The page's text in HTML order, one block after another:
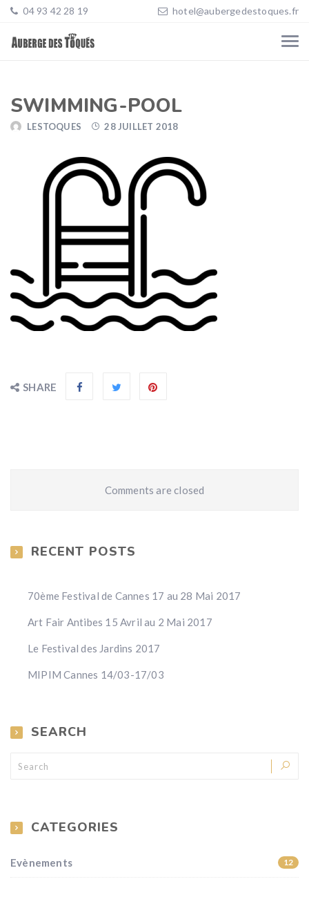
04 93 42 28 19 hotel@aubergedestoques.fr
SWIMMING-POOL
LESTOQUES 28 JUILLET 2018
SHARE
Comments are closed
RECENT POSTS
70ème Festival de Cannes 17 au 28 Mai 2017
Art Fair Antibes 15 Avril au 2 Mai 2017
Le Festival des Jardins 2017
MIPIM Cannes 14/03-17/03
SEARCH
CATEGORIES
Evènements 12